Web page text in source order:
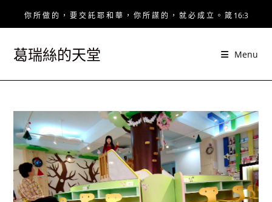
你 所 做 的 ， 要 交 託 耶 和 華 ， 你 所 謀 的 ， 就 必 成 立 。 箴 16:3
葛瑞絲的天堂 Menu